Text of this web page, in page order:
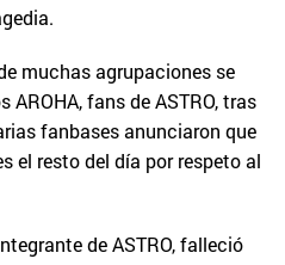
muchas agrupaciones se
AROHA, fans de ASTRO, tras
fanbases anunciaron que
el resto del día por respeto al
de ASTRO, falleció